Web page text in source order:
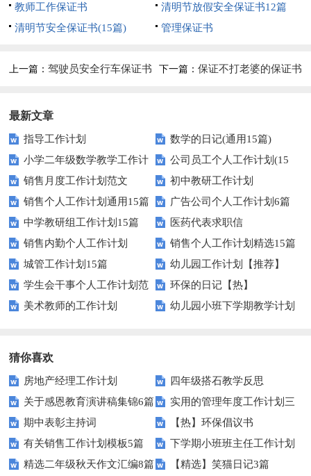
教师工作保证书
清明节放假安全保证书12篇
清明节安全保证书(15篇)
管理保证书
上一篇：驾驶员安全行车保证书 下一篇： 保证不打老婆的保证书
最新文章
指导工作计划
数学的日记(通用15篇)
小学二年级数学教学工作计
划
公司员工个人工作计划(15
篇)
销售月度工作计划范文
初中教研工作计划
销售个人工作计划通用15篇
广告公司个人工作计划6篇
中学教研组工作计划15篇
医药代表求职信
销售内勤个人工作计划
销售个人工作计划精选15篇
城管工作计划15篇
幼儿园工作计划【推荐】
学生会干事个人工作计划范
文
环保的日记【热】
美术教师的工作计划
幼儿园小班下学期教学计划
猜你喜欢
房地产经理工作计划
四年级搭石教学反思
关于感恩教育演讲稿集锦6篇
实用的管理年度工作计划三
篇
期中表彰主持词
【热】环保倡议书
有关销售工作计划模板5篇
下学期小班班主任工作计划
精选二年级秋天作文汇编8篇
【精选】笑猫日记3篇